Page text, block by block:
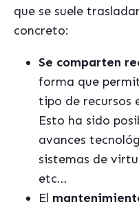
que se suele
concreto:
Se comparten
forma que
tipo de recursos
Esto ha sido
avances
sistemas de
etc…
El